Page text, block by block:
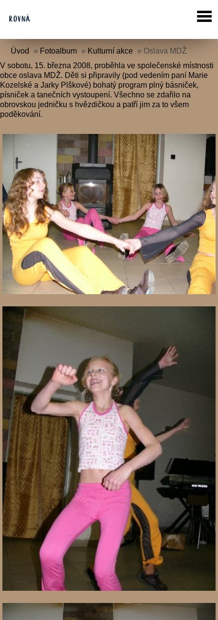
Úvod » Fotoalbum » Kulturní akce »Oslava MDŽ
V sobotu, 15. března 2008, proběhla ve společenské místnosti
obce oslava MDŽ. Děti si připravily (pod vedením paní Marie
Kozelské a Jarky Plškové) bohatý program plný básniček,
písniček a tanečních vystoupení. Všechno se zdařilo na
obrovskou jedničku s hvězdičkou a patří jim za to všem
poděkování.